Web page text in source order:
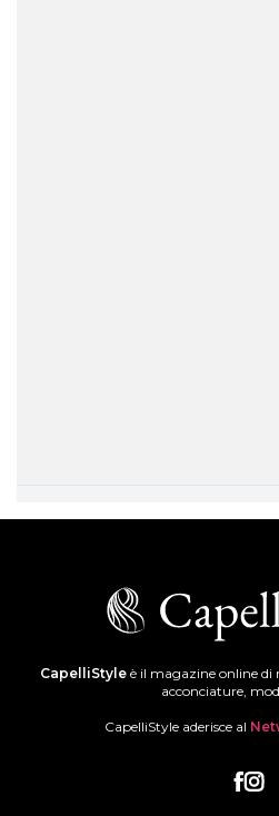
CapelliStyleè il magazine online di
acconciature,
CapelliStyle aderisce al